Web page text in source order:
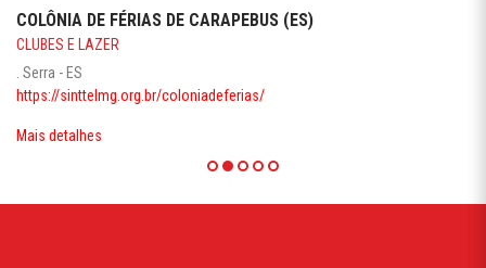
COLÔNIA DE FÉRIAS DE CARAPEBUS (ES)
CLUBES E LAZER
. Serra - ES
https://sinttelmg.org.br/coloniadeferias/
Mais detalhes